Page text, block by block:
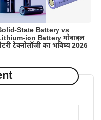
State Battery vs
ion Battery मोबाइल
टेक्नोलॉजी का भविष्य 2026